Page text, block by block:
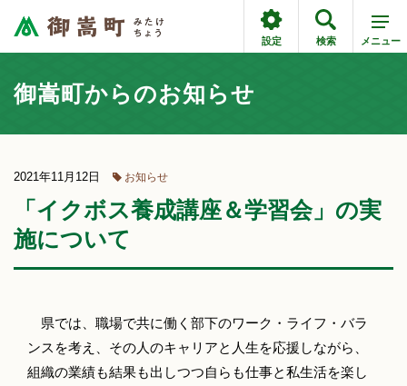
設定 検索 メニュー
御嵩町からのお知らせ
2021年11月12日 お知らせ
「イクボス養成講座＆学習会」の実
施について
県では、職場で共に働く部下のワーク・ライフ・バラ
ンスを考え、その人のキャリアと人生を応援しながら、
組織の業績も結果も出しつつ自らも仕事と私生活を楽し